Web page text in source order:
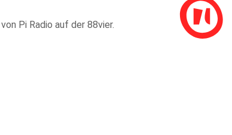
Pi Radio auf der 88vier.